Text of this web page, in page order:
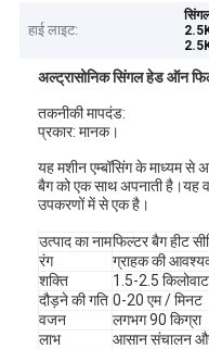
हाई लाइट:
अल्ट्रासोनिक सिंगल हेड ऑन
तकनीकी मापदंड:
प्रकार: मानक।
यह मशीन एम्बॉसिंग के माध्यम से
बैग को एक साथ अपनाती है।यह
उपकरणों में से एक है।
उत्पाद का नामफिल्टर बैग हीट
रंग
ग्राहक की
शक्ति
1.5-2.5 किलोवाट
दौड़ने की गति 0-20 एम / मिनट
वजन
लगभग 90 किग्रा
लाभ
आसान संचालन और